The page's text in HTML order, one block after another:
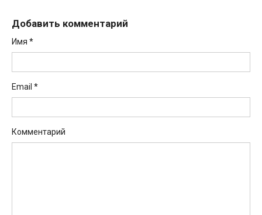
Добавить комментарий
Имя *
Email *
Комментарий